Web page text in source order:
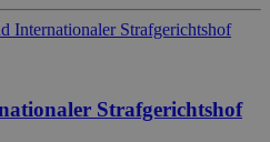
Strafgerichtshof